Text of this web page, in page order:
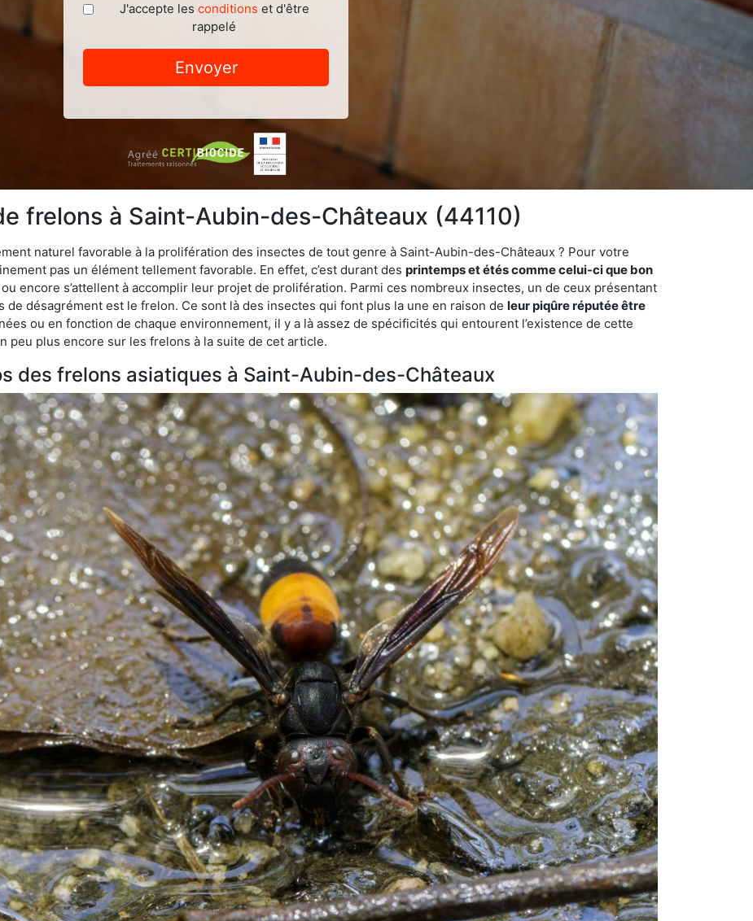
J'accepte les conditions et d'être
rappelé
Envoyer
frelons à Saint-Aubin-des-Châteaux (44110)
naturel favorable à la prolifération des insectes de tout genre à Saint-Aubin-des-Châteaux ? Pour votre
pas un élément tellement favorable. En effet, c’est durant des printemps et étés comme celui-ci que bon
ou encore s’attellent à accomplir leur projet de prolifération. Parmi ces nombreux insectes, un de ceux présentant
désagrément est le frelon. Ce sont là des insectes qui font plus la une en raison de leur piqûre réputée être
ou en fonction de chaque environnement, il y a là assez de spécificités qui entourent l’existence de cette
peu plus encore sur les frelons à la suite de cet article.
des frelons asiatiques à Saint-Aubin-des-Châteaux